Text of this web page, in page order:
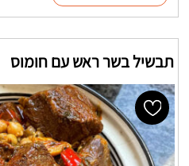
תבשיל בשר ראש עם חומוס